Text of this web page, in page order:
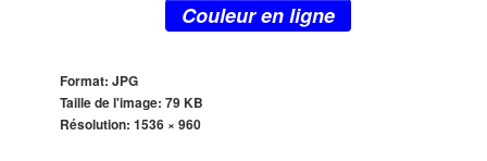
Couleur en ligne
Format: JPG
Taille de l'image: 79 KB
Résolution: 1536 × 960